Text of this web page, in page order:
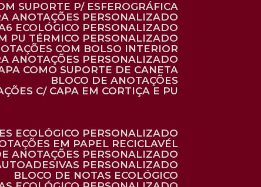
SUPORTE P/ ESFEROGRÁFICA
ANOTAÇÕES PERSONALIZADO
A6 ECOLÓGICO PERSONALIZADO
PU TÉRMICO PERSONALIZADO
COM BOLSO INTERIOR
ANOTAÇÕES PERSONALIZADO
COMO SUPORTE DE CANETA
BLOCO DE ANOTAÇÕES
C/ CAPA EM CORTIÇA E PU
ECOLÓGICO PERSONALIZADO
EM PAPEL RECICLAVÉL
ANOTAÇÕES PERSONALIZADO
PERSONALIZADO
BLOCO DE NOTAS ECOLÓGICO